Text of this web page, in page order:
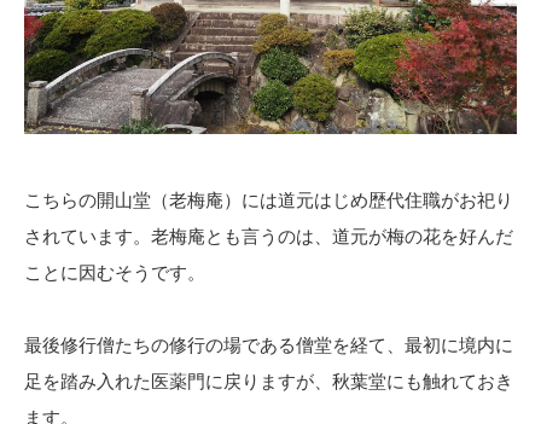
こちらの開山堂（老梅庵）には道元はじめ歴代住職がお祀り
されています。老梅庵とも言うのは、道元が梅の花を好んだ
ことに因むそうです。
最後修行僧たちの修行の場である僧堂を経て、最初に境内に
足を踏み入れた医薬門に戻りますが、秋葉堂にも触れておき
ます。